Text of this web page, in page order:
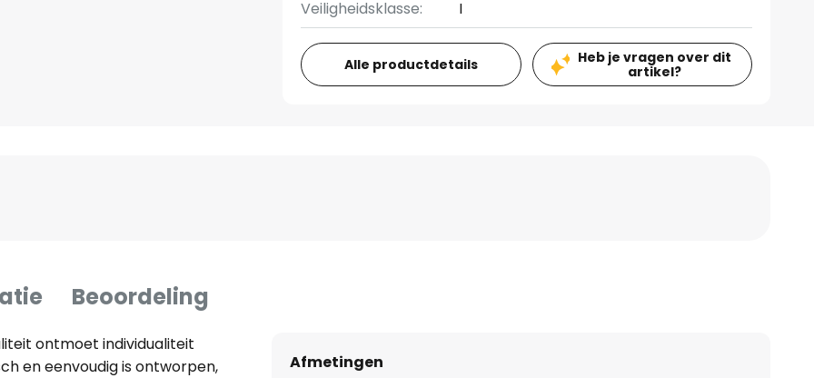
Veiligheidsklasse:
I
Alle productdetails
Heb je vragen over dit
artikel?
Beoordeling
ontmoet individualiteit
en eenvoudig is ontworpen,
Afmetingen